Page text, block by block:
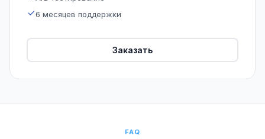
6 месяцев поддержки
Заказать
FAQ